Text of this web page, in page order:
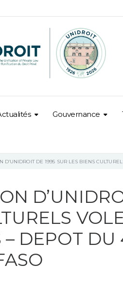
Gouvernance
D’UNIDROIT DE 1995 SUR LES BIENS
– DEPOT